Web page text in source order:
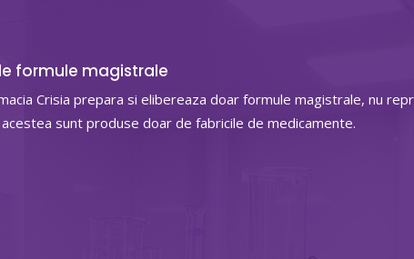
formule magistrale
Crisia prepara si elibereaza doar formule magistrale, nu
sunt produse doar de fabricile de medicamente.